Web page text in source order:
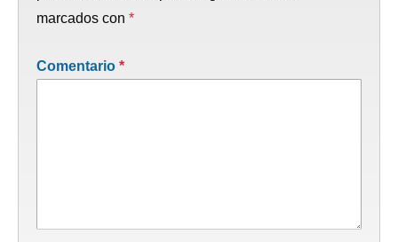
marcados con *
Comentario *